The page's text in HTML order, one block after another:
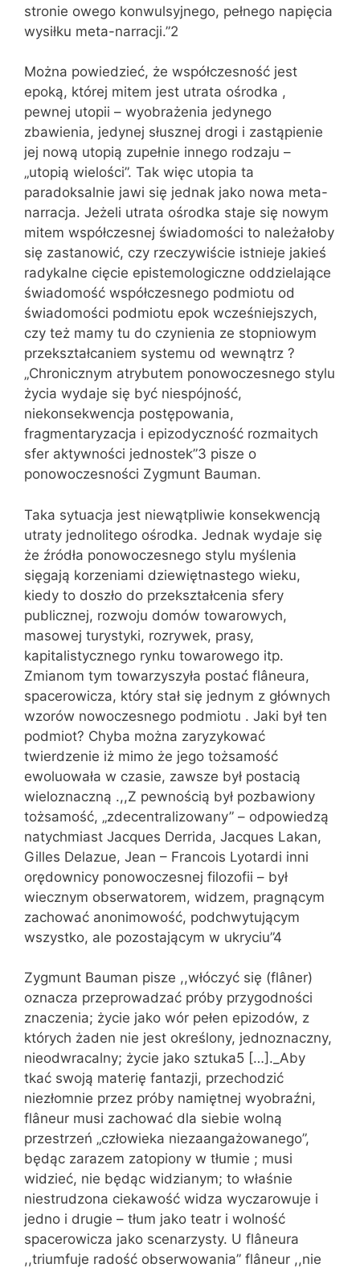
stronie owego konwulsyjnego, pełnego napięcia
wysiłku meta-narracji.”2
Można powiedzieć, że współczesność jest
epoką, której mitem jest utrata ośrodka ,
pewnej utopii – wyobrażenia jedynego
zbawienia, jedynej słusznej drogi i zastąpienie
jej nową utopią zupełnie innego rodzaju –
„utopią wielości”. Tak więc utopia ta
paradoksalnie jawi się jednak jako nowa meta-
narracja. Jeżeli utrata ośrodka staje się nowym
mitem współczesnej świadomości to należałoby
się zastanowić, czy rzeczywiście istnieje jakieś
radykalne cięcie epistemologiczne oddzielające
świadomość współczesnego podmiotu od
świadomości podmiotu epok wcześniejszych,
czy też mamy tu do czynienia ze stopniowym
przekształcaniem systemu od wewnątrz ?
„Chronicznym atrybutem ponowoczesnego stylu
życia wydaje się być niespójność,
niekonsekwencja postępowania,
fragmentaryzacja i epizodyczność rozmaitych
sfer aktywności jednostek”3 pisze o
ponowoczesności Zygmunt Bauman.
Taka sytuacja jest niewątpliwie konsekwencją
utraty jednolitego ośrodka. Jednak wydaje się
że źródła ponowoczesnego stylu myślenia
sięgają korzeniami dziewiętnastego wieku,
kiedy to doszło do przekształcenia sfery
publicznej, rozwoju domów towarowych,
masowej turystyki, rozrywek, prasy,
kapitalistycznego rynku towarowego itp.
Zmianom tym towarzyszyła postać flâneura,
spacerowicza, który stał się jednym z głównych
wzorów nowoczesnego podmiotu . Jaki był ten
podmiot? Chyba można zaryzykować
twierdzenie iż mimo że jego tożsamość
ewoluowała w czasie, zawsze był postacią
wieloznaczną .,,Z pewnością był pozbawiony
tożsamość, „zdecentralizowany” – odpowiedzą
natychmiast Jacques Derrida, Jacques Lakan,
Gilles Delazue, Jean – Francois Lyotardi inni
orędownicy ponowoczesnej filozofii – był
wiecznym obserwatorem, widzem, pragnącym
zachować anonimowość, podchwytującym
wszystko, ale pozostającym w ukryciu”4
Zygmunt Bauman pisze ,,włóczyć się (flâner)
oznacza przeprowadzać próby przygodności
znaczenia; życie jako wór pełen epizodów, z
których żaden nie jest określony, jednoznaczny,
nieodwracalny; życie jako sztuka5 […]._Aby
tkać swoją materię fantazji, przechodzić
niezłomnie przez próby namiętnej wyobraźni,
flâneur musi zachować dla siebie wolną
przestrzeń „człowieka niezaangażowanego”,
będąc zarazem zatopiony w tłumie ; musi
widzieć, nie będąc widzianym; to właśnie
niestrudzona ciekawość widza wyczarowuje i
jedno i drugie – tłum jako teatr i wolność
spacerowicza jako scenarzysty. U flâneura
,,triumfuje radość obserwowania” flâneur ,,nie